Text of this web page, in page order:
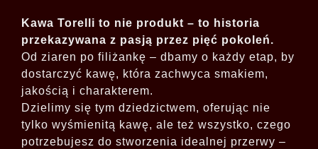
Kawa Torelli to nie produkt – to historia
przekazywana z pasją przez pięć pokoleń.
Od ziaren po filiżankę – dbamy o każdy etap, by
dostarczyć kawę, która zachwyca smakiem,
jakością i charakterem.
Dzielimy się tym dziedzictwem, oferując nie
tylko wyśmienitą kawę, ale też wszystko, czego
potrzebujesz do stworzenia idealnej przerwy –